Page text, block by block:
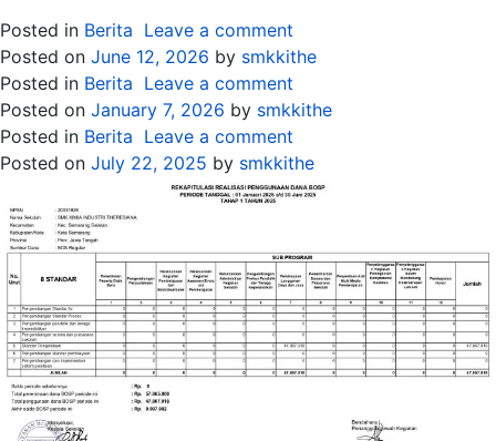
Posted in Berita Leave a comment
Posted on June 12, 2026 by smkkithe
Posted in Berita Leave a comment
Posted on January 7, 2026 by smkkithe
Posted in Berita Leave a comment
Posted on July 22, 2025 by smkkithe